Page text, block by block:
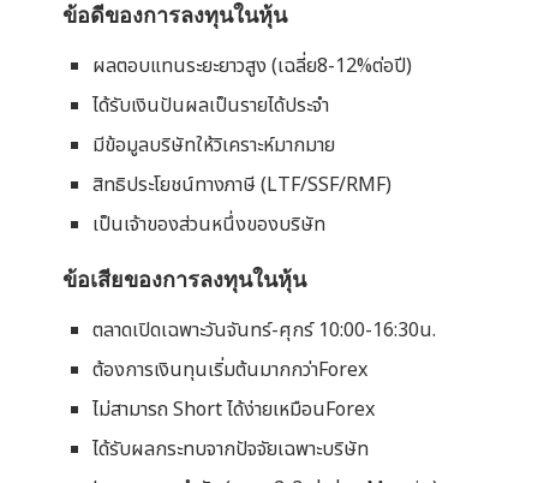
ข้อดีของการลงทุนในหุ้น
ผลตอบแทนระยะยาวสูง (เฉลี่ย8-12%ต่อปี)
ได้รับเงินปันผลเป็นรายได้ประจำ
มีข้อมูลบริษัทให้วิเคราะห์มากมาย
สิทธิประโยชน์ทางภาษี (LTF/SSF/RMF)
เป็นเจ้าของส่วนหนึ่งของบริษัท
ข้อเสียของการลงทุนในหุ้น
ตลาดเปิดเฉพาะวันจันทร์-ศุกร์ 10:00-16:30น.
ต้องการเงินทุนเริ่มต้นมากกว่าForex
ไม่สามารถ Short ได้ง่ายเหมือนForex
ได้รับผลกระทบจากปัจจัยเฉพาะบริษัท